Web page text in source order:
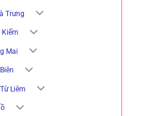
Trưng
Kiếm
Mai
Liêm